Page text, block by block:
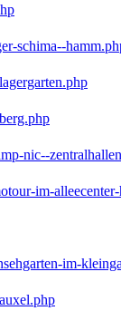
schima--
nic--
im-
im-